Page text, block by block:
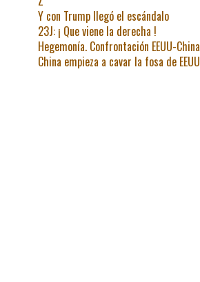
Y con Trump llegó el escándalo
23J: ¡ Que viene la derecha !
Hegemonía. Confrontación EEUU-China
China empieza a cavar la fosa de EEUU